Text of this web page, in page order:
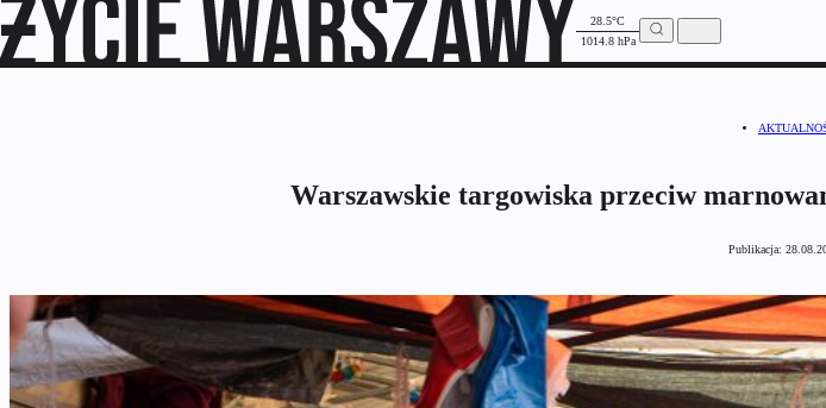
28.5°C
1014.8 hPa
Warszawskie targowiska przeciw
Publikacja: